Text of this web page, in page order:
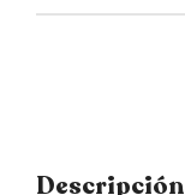
Descripción